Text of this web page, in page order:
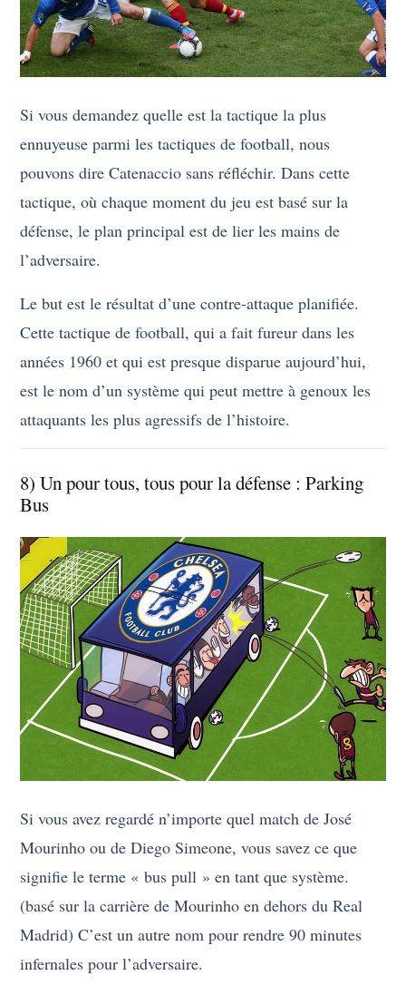
Si vous demandez quelle est la tactique la plus
ennuyeuse parmi les tactiques de football, nous
pouvons dire Catenaccio sans réfléchir. Dans cette
tactique, où chaque moment du jeu est basé sur la
défense, le plan principal est de lier les mains de
l’adversaire.
Le but est le résultat d’une contre-attaque planifiée.
Cette tactique de football, qui a fait fureur dans les
années 1960 et qui est presque disparue aujourd’hui,
est le nom d’un système qui peut mettre à genoux les
attaquants les plus agressifs de l’histoire.
8) Un pour tous, tous pour la défense : Parking
Bus
Si vous avez regardé n’importe quel match de José
Mourinho ou de Diego Simeone, vous savez ce que
signifie le terme « bus pull » en tant que système.
(basé sur la carrière de Mourinho en dehors du Real
Madrid) C’est un autre nom pour rendre 90 minutes
infernales pour l’adversaire.